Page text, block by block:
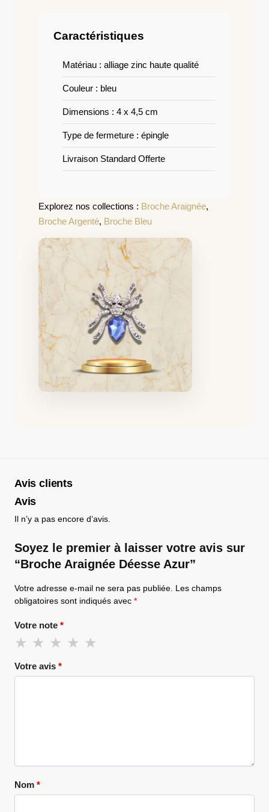
Caractéristiques
Matériau : alliage zinc haute qualité
Couleur : bleu
Dimensions : 4 x 4,5 cm
Type de fermeture : épingle
Livraison Standard Offerte
Explorez nos collections : Broche Araignée,
Broche Argenté, Broche Bleu
Avis clients
Avis
Il n’y a pas encore d’avis.
Soyez le premier à laisser votre avis sur
“Broche Araignée Déesse Azur”
Votre adresse e-mail ne sera pas publiée. Les champs
obligatoires sont indiqués avec *
Votre note *
Votre avis *
Nom *